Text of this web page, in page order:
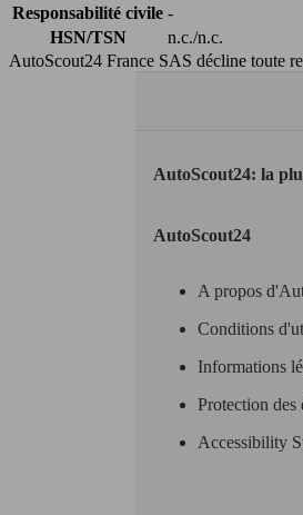
Responsabilité civile -
HSN/TSN
n.c./n.c.
AutoScout24 France SAS décline toute
AutoScout24: la
AutoScout24
A propos
Conditions
Informations
Protection des
Accessibility